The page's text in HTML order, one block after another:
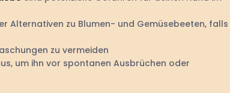
Alternativen zu Blumen- und Gemüsebeeten, falls
zu vermeiden
um ihn vor spontanen Ausbrüchen oder